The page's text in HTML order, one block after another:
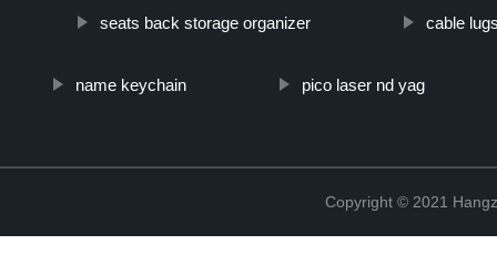
seats back storage organizer cable
name keychain pico laser nd yag
Copyright © 2021